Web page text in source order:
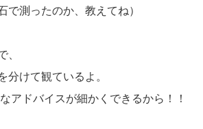
で測ったのか、教えてね）
、
分けて観ているよ。
アドバイスが細かくできるから！！